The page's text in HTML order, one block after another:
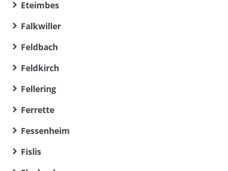
Eteimbes
Falkwiller
Feldbach
Feldkirch
Fellering
Ferrette
Fessenheim
Fislis